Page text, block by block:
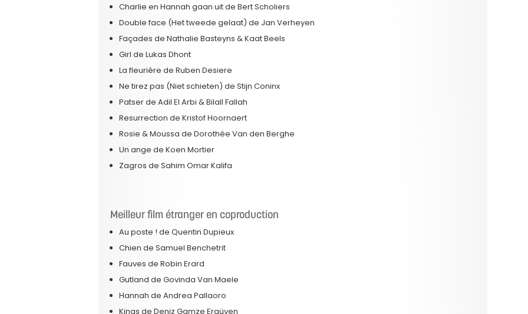
Charlie en Hannah gaan uit de Bert Scholiers
Double face (Het tweede gelaat) de Jan Verheyen
Façades de Nathalie Basteyns & Kaat Beels
Girl de Lukas Dhont
La fleurière de Ruben Desiere
Ne tirez pas (Niet schieten) de Stijn Coninx
Patser de Adil El Arbi & Bilall Fallah
Resurrection de Kristof Hoornaert
Rosie & Moussa de Dorothée Van den Berghe
Un ange de Koen Mortier
Zagros de Sahim Omar Kalifa
Meilleur film étranger en coproduction
Au poste ! de Quentin Dupieux
Chien de Samuel Benchetrit
Fauves de Robin Erard
Gutland de Govinda Van Maele
Hannah de Andrea Pallaoro
Kings de Deniz Gamze Ergüven